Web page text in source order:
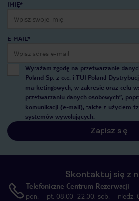
IMIĘ*
E-MAIL*
Wyrażam zgodę na przetwarzanie
Poland Sp. z o.o. i TUI Poland
marketingowych, w zakresie oraz celu
przetwarzaniu danych osobowych”,
komunikacji (e-mail), także z użyciem
systemów wywołujących.
Zapisz się
Skontaktuj się z
Telefoniczne Centrum Rezerwacji
pon. – pt. 08:00–22:00, sob. – niedz.